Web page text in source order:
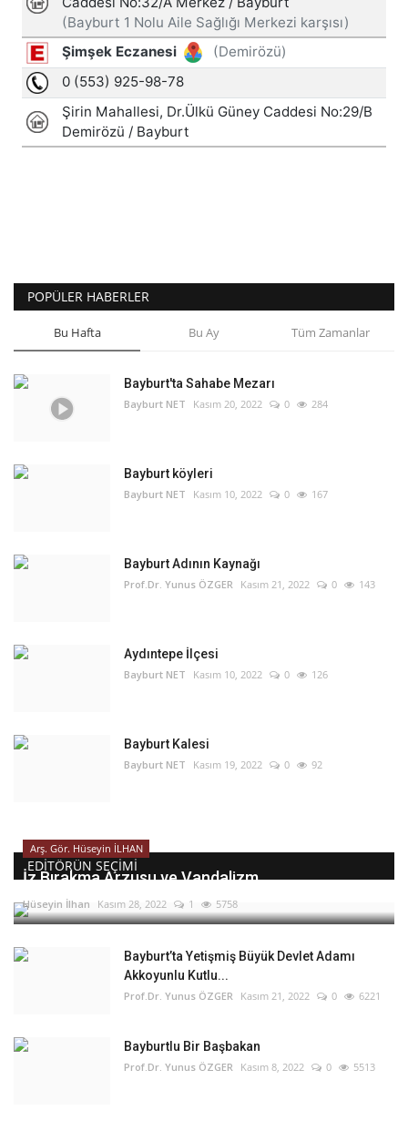
POPÜLER HABERLER
Bu Hafta Bu Ay Tüm Zamanlar
Bayburt'ta Sahabe Mezarı
Bayburt NET Kasım 20, 2022 0 284
Bayburt köyleri
Bayburt NET Kasım 10, 2022 0 167
Bayburt Adının Kaynağı
Prof.Dr. Yunus ÖZGER Kasım 21, 2022 0 143
Aydıntepe İlçesi
Bayburt NET Kasım 10, 2022 0 126
Bayburt Kalesi
Bayburt NET Kasım 19, 2022 0 92
EDITÖRÜN SEÇIMI
Arş. Gör. Hüseyin İLHAN
İz Bırakma Arzusu ve Vandalizm
Hüseyin İlhan Kasım 28, 2022 1 5758
Bayburt’ta Yetişmiş Büyük Devlet Adamı
Akkoyunlu Kutlu...
Prof.Dr. Yunus ÖZGER Kasım 21, 2022 0 6221
Bayburtlu Bir Başbakan
Prof.Dr. Yunus ÖZGER Kasım 8, 2022 0 5513